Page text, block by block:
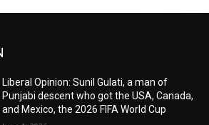
Liberal Opinion: Sunil Gulati, a man of
Punjabi descent who got the USA, Canada,
and Mexico, the 2026 FIFA World Cup